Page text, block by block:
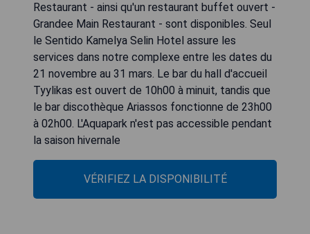
Restaurant - ainsi qu'un restaurant buffet ouvert -
Grandee Main Restaurant - sont disponibles. Seul
le Sentido Kamelya Selin Hotel assure les
services dans notre complexe entre les dates du
21 novembre au 31 mars. Le bar du hall d'accueil
Tyylikas est ouvert de 10h00 à minuit, tandis que
le bar discothèque Ariassos fonctionne de 23h00
à 02h00. L'Aquapark n'est pas accessible pendant
la saison hivernale
VÉRIFIEZ LA DISPONIBILITÉ